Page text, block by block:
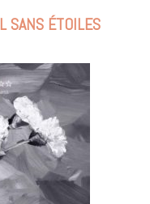
SANS ÉTOILES